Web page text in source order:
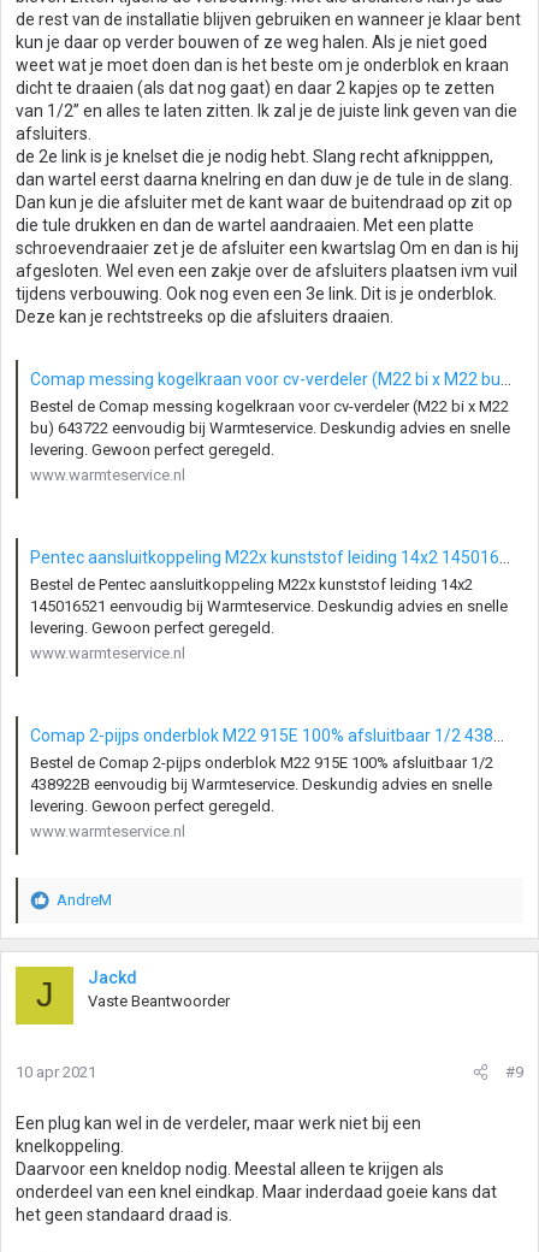
de rest van de installatie blijven gebruiken en wanneer je klaar bent
kun je daar op verder bouwen of ze weg halen. Als je niet goed
weet wat je moet doen dan is het beste om je onderblok en kraan
dicht te draaien (als dat nog gaat) en daar 2 kapjes op te zetten
van 1/2’’ en alles te laten zitten. Ik zal je de juiste link geven van die
afsluiters.
de 2e link is je knelset die je nodig hebt. Slang recht afknipppen,
dan wartel eerst daarna knelring en dan duw je de tule in de slang.
Dan kun je die afsluiter met de kant waar de buitendraad op zit op
die tule drukken en dan de wartel aandraaien. Met een platte
schroevendraaier zet je de afsluiter een kwartslag Om en dan is hij
afgesloten. Wel even een zakje over de afsluiters plaatsen ivm vuil
tijdens verbouwing. Ook nog even een 3e link. Dit is je onderblok.
Deze kan je rechtstreeks op die afsluiters draaien.
Comap messing kogelkraan voor cv-verdeler (M22 bi x M22 bu) 643722 | Warmteservice
Bestel de Comap messing kogelkraan voor cv-verdeler (M22 bi x M22
bu) 643722 eenvoudig bij Warmteservice. Deskundig advies en snelle
levering. Gewoon perfect geregeld.
www.warmteservice.nl
Pentec aansluitkoppeling M22x kunststof leiding 14x2 145016521 | Warmteservice
Bestel de Pentec aansluitkoppeling M22x kunststof leiding 14x2
145016521 eenvoudig bij Warmteservice. Deskundig advies en snelle
levering. Gewoon perfect geregeld.
www.warmteservice.nl
Comap 2-pijps onderblok M22 915E 100% afsluitbaar 1/2 438922B | Warmteservice
Bestel de Comap 2-pijps onderblok M22 915E 100% afsluitbaar 1/2
438922B eenvoudig bij Warmteservice. Deskundig advies en snelle
levering. Gewoon perfect geregeld.
www.warmteservice.nl
W
a
d
n
e
n
:
AndreM
J Jackd
Vaste Beantwoorder
10 apr 2021 #9
Een plug kan wel in de verdeler, maar werk niet bij een
knelkoppeling.
Daarvoor een kneldop nodig. Meestal alleen te krijgen als
onderdeel van een knel eindkap. Maar inderdaad goeie kans dat
het geen standaard draad is.